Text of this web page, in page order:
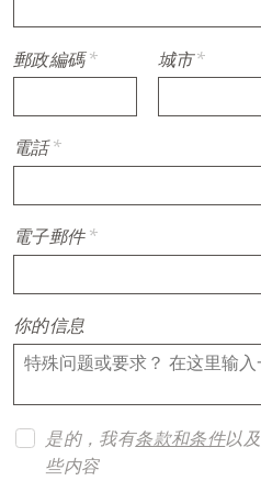
郵政編碼* 城市*
電話*
電子郵件*
你的信息
是的，我有条款和条件以及
些内容